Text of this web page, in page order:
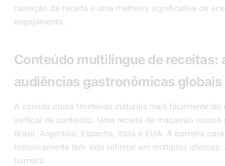
narração de receita é uma melhoria significativa de
engajamento.
Conteúdo multilíngue de receitas:
audiências gastronômicas globais
A comida cruza fronteiras culturais mais facilmente do
vertical de conteúdo. Uma receita de macarrão ressoa
Brasil, Argentina, Espanha, Itália e EUA. A barreira
historicamente tem sido refilmar em múltiplos idiomas.
barreira.